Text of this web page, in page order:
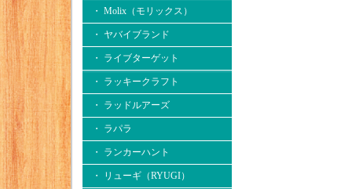
・ Molix（モリックス）
・ ヤバイブランド
・ ライブターゲット
・ ラッキークラフト
・ ラッドルアーズ
・ ラパラ
・ ランカーハント
・ リューギ（RYUGI）